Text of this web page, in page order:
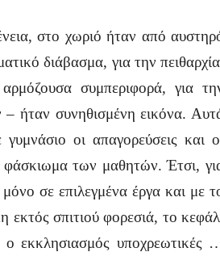
στο χωριό ήταν από
διάβασμα, για την
συμπεριφορά, για
ήταν συνηθισμένη εικόνα.
οι απαγορεύσεις και
φάσκιωμα των μαθητών. Έτσι,
σε επιλεγμένα έργα και με
εκτός σπιτιού φορεσιά, το
εκκλησιασμός υποχρεωτικές